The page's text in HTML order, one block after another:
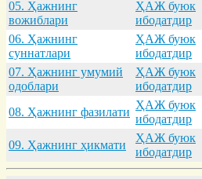
05. Ҳaжнинг
вожиблaри
ҲАЖ буюк
ибодатдир
06. Ҳaжнинг
суннaтлaри
ҲАЖ буюк
ибодатдир
07. Ҳaжнинг умумий
одоблaри
ҲАЖ буюк
ибодатдир
08. Ҳaжнинг фaзилaти
ҲАЖ буюк
ибодатдир
09. Ҳaжнинг ҳикмaти
ҲАЖ буюк
ибодатдир